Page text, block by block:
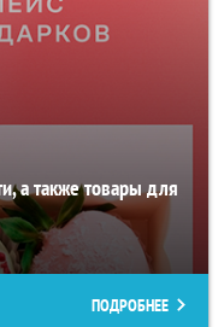
а также товары для
ПОДРОБНЕЕ